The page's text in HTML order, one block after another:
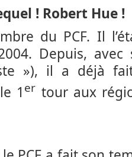
! Robert Hue !
du PCF. Il
Depuis,
»), il a déjà
1 er tour aux